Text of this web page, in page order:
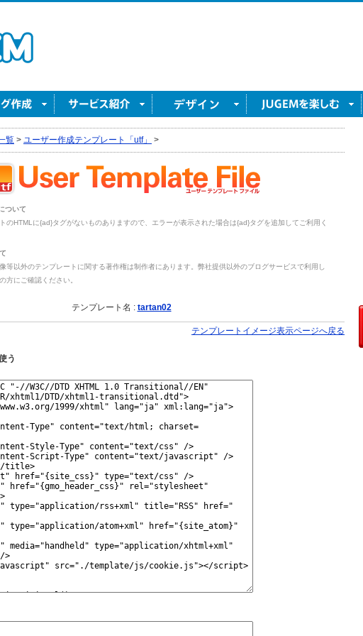
覧 > ユーザー作成テンプレート「utf」 >
ついて
のHTMLに{ad}タグがないものありますので、エラーが表示された場合は{ad}タグを追加してご利用く
等以外のテンプレートに関する著作権は制作者にあります。弊社提供以外のブログサービスで利用し
方にご確認ください。
テンプレート名 : tartan02
テンプレートイメージ表示ページへ戻る
う